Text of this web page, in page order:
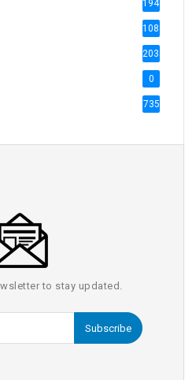
1947
1088
2035
0
735
to stay updated.
Subscribe